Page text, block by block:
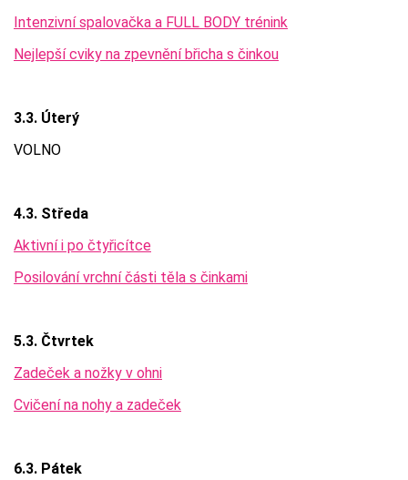
Intenzivní spalovačka a FULL BODY trénink
Nejlepší cviky na zpevnění břicha s činkou
3.3. Úterý
VOLNO
4.3. Středa
Aktivní i po čtyřicítce
Posilování vrchní části těla s činkami
5.3. Čtvrtek
Zadeček a nožky v ohni
Cvičení na nohy a zadeček
6.3. Pátek